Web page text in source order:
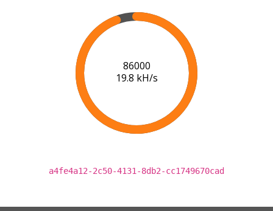
87000
19.8 kH/s
a4fe4a12-2c50-4131-8db2-cc1749670cad